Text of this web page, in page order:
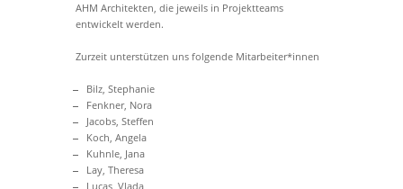
AHM Architekten, die jeweils in Projektteams
entwickelt werden.
Zurzeit unterstützen uns folgende Mitarbeiter*innen
Bilz, Stephanie
Fenkner, Nora
Jacobs, Steffen
Koch, Angela
Kuhnle, Jana
Lay, Theresa
Lucas, Vlada